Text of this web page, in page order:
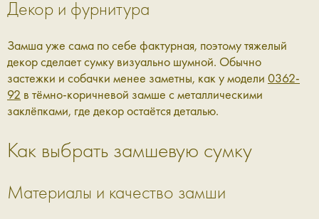
Декор и фурнитура
Замша уже сама по себе фактурная, поэтому тяжелый
декор сделает сумку визуально шумной. Обычно
застежки и собачки менее заметны, как у модели 0362-
92 в тёмно-коричневой замше с металлическими
заклёпками, где декор остаётся деталью.
Как выбрать замшевую сумку
Материалы и качество замши